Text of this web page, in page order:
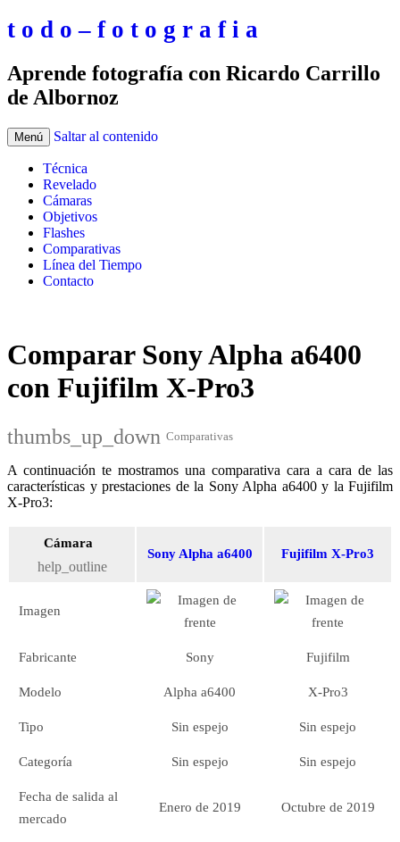
t o d o – f o t o g r a f i a
Aprende fotografía con Ricardo Carrillo
de Albornoz
Menú Saltar al contenido
Técnica
Revelado
Cámaras
Objetivos
Flashes
Comparativas
Línea del Tiempo
Contacto
Comparar Sony Alpha a6400
con Fujifilm X-Pro3
thumbs_up_down Comparativas
A continuación te mostramos una comparativa cara a cara de las
características y prestaciones de la Sony Alpha a6400 y la Fujifilm
X-Pro3:
Cámara
help_outline
Sony Alpha a6400 Fujifilm X-Pro3
Imagen
Fabricante Sony Fujifilm
Modelo Alpha a6400 X-Pro3
Tipo Sin espejo Sin espejo
Categoría Sin espejo Sin espejo
Fecha de salida al
mercado
Enero de 2019 Octubre de 2019